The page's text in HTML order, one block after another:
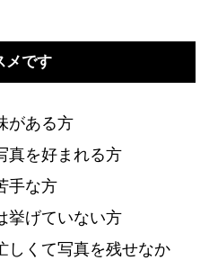
メです
がある方
真を好まれる方
手な方
挙げていない方
しくて写真を残せなか